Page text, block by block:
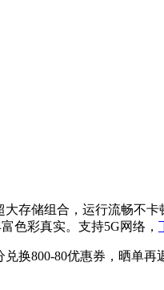
存储组合，运行流畅不
色彩真实。支持5G网络，
换800-80优惠券，晒单